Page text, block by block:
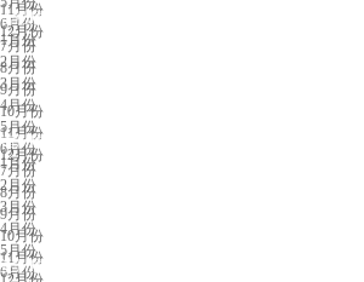
11月份
12月份
6月份
7月份
8月份
9月份
10月份
11月份
12月份
合肥展会排期
1月份
2月份
3月份
4月份
5月份
6月份
7月份
8月份
9月份
10月份
11月份
福州展会排期
1月份
2月份
3月份
4月份
5月份
6月份
兰州展会排期